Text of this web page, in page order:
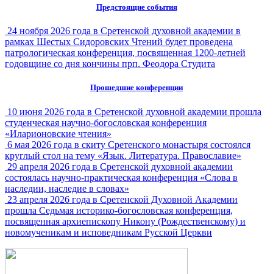
Предстоящие события
24 ноября 2026 года в Сретенской духовной академии в
рамках Шестых Сидоровских Чтений будет проведена
патрологическая конференция, посвященная 1200-летней
годовщине со дня кончины прп. Феодора Студита
Прошедшие конференции
10 июня 2026 года в Сретенской духовной академии прошла
студенческая научно-богословская конференция
«Иларионовские чтения»
6 мая 2026 года в скиту Сретенского монастыря состоялся
круглый стол на тему «Язык. Литература. Православие»
29 апреля 2026 года в Сретенской духовной академии
состоялась научно-практическая конференция «Слова в
наследии, наследие в словах»
23 апреля 2026 года в Сретенской Духовной Академии
прошла Седьмая историко-богословская конференция,
посвященная архиепископу Никону (Рождественскому) и
новомученикам и исповедникам Русской Церкви